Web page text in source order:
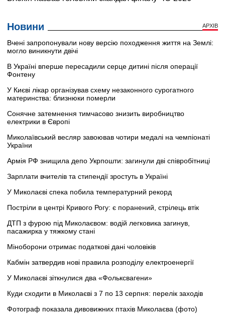
Новини АРХІВ
Вчені запропонували нову версію походження життя на Землі:
могло виникнути двічі
В Україні вперше пересадили серце дитині після операції
Фонтену
У Києві лікар організував схему незаконного сурогатного
материнства: близнюки померли
Сонячне затемнення тимчасово знизить виробництво
електрики в Європі
Миколаївський весляр завоював чотири медалі на чемпіонаті
України
Армія РФ знищила депо Укрпошти: загинули дві співробітниці
Зарплати вчителів та стипендії зростуть в Україні
У Миколаєві спека побила температурний рекорд
Постріли в центрі Кривого Рогу: є поранений, стрілець втік
ДТП з фурою під Миколаєвом: водій легковика загинув,
пасажирка у тяжкому стані
Міноборони отримає податкові дані чоловіків
Кабмін затвердив нові правила розподілу електроенергії
У Миколаєві зіткнулися два «Фольксвагени»
Куди сходити в Миколаєві з 7 по 13 серпня: перелік заходів
Фотограф показала дивовижних птахів Миколаєва (фото)